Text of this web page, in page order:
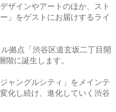
ザインやアートのほか、スト
」をゲストにお届けするライ
拠点「渋谷区道玄坂二丁目開
に誕生します。
ャングルシティ」をメインテ
化し続け、進化していく渋谷